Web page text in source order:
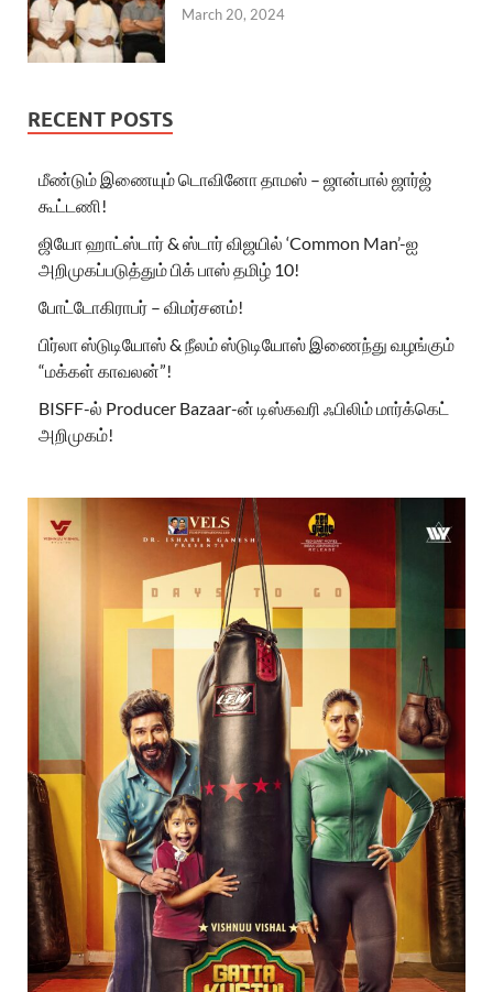
March 20, 2024
RECENT POSTS
மீண்டும் இணையும் டொவினோ தாமஸ் – ஜான்பால் ஜார்ஜ்
கூட்டணி!
ஜியோ ஹாட்ஸ்டார் & ஸ்டார் விஜயில் ‘Common Man’-ஐ
அறிமுகப்படுத்தும் பிக் பாஸ் தமிழ் 10!
போட்டோகிராபர் – விமர்சனம்!
பிர்லா ஸ்டுடியோஸ் & நீலம் ஸ்டுடியோஸ் இணைந்து வழங்கும்
“மக்கள் காவலன்”!
BISFF-ல் Producer Bazaar-ன் டிஸ்கவரி ஃபிலிம் மார்க்கெட்
அறிமுகம்!